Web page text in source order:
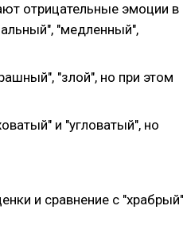
отрицательные эмоции в
"медленный",
"злой", но при этом
и "угловатый", но
и сравнение с